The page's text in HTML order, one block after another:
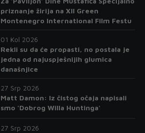
priznanje žirija na XII Green
Montenegro International Film Festu
01 Kol 2026
Rekli su da će propasti, no postala je
jedna od najuspješnijih glumica
današnjice
27 Srp 2026
Matt Damon: Iz čistog očaja napisali
smo 'Dobrog Willa Huntinga'
27 Srp 2026